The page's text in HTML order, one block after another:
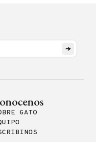
GATO